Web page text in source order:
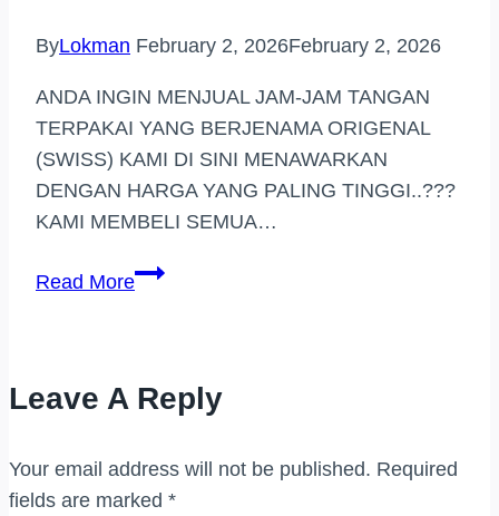
ByLokman February 2, 2026February 2, 2026
ANDA INGIN MENJUAL JAM-JAM TANGAN
TERPAKAI YANG BERJENAMA ORIGENAL
(SWISS) KAMI DI SINI MENAWARKAN
DENGAN HARGA YANG PALING TINGGI..???
KAMI MEMBELI SEMUA…
Read MorePEMBELI
MELAKA
Leave A Reply
Your email address will not be published. Required
fields are marked *